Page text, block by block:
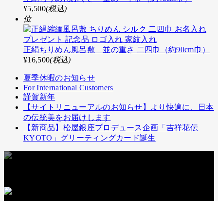
¥5,500(税込)
位
正絹ちりめん風呂敷 並の重さ 二四巾（約90cm巾）
¥16,500(税込)
夏季休暇のお知らせ
For International Customers
謹賀新年
【サイトリニューアルのお知らせ】より快適に、日本
の伝統美をお届けします
【新商品】松屋銀座プロデュース企画「吉祥花伝
KYOTO」グリーティングカード誕生